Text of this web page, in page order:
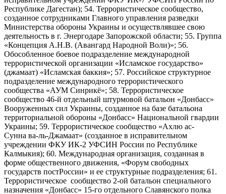
Республике Дагестан); 54. Террористическое сообщество,
созданное сотрудниками Главного управления разведки
Министерства обороны Украины и осуществлявшее свою
деятельность в г. Энергодаре Запорожской области; 55. Группа
«Концепция А.Н.В. (Авангард Народной Воли)»; 56.
Обособленное боевое подразделение международной
террористической организации «Исламское государство»
(джамаат) «Исламская баккия»; 57. Российское структурное
подразделение международного террористического
сообщества «АУМ Синрикё»; 58. Террористическое
сообщество 46-й отдельный штурмовой батальон «Донбасс»
Вооруженных сил Украины, созданное на базе батальона
территориальной обороны «Донбасс» Национальной гвардии
Украины; 59. Террористическое сообщество «Ахлю ас-
Сунна ва-ль-Джамаат» (созданное в исправительном
учреждении ФКУ ИК-2 УФСИН России по Республике
Калмыкия); 60. Международная организация, созданная в
форме общественного движения, «Форум свободных
государств постРоссии» и ее структурные подразделения; 61.
Террористическое сообщество 2-ой батальон специального
назначения «Донбасс» 15-го отдельного Славянского полка